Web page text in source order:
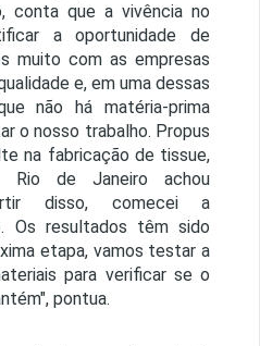
conta que a vivência no
a oportunidade de
muito com as empresas
e, em uma dessas
não há matéria-prima
o nosso trabalho. Propus
na fabricação de tissue,
de Janeiro achou
disso, comecei a
Os resultados têm sido
etapa, vamos testar a
para verificar se o
pontua.